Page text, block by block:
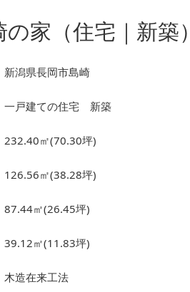
家（住宅｜新築）
新潟県長岡市島崎
一戸建ての住宅 新築
232.40㎡(70.30坪)
126.56㎡(38.28坪)
87.44㎡(26.45坪)
39.12㎡(11.83坪)
木造在来工法